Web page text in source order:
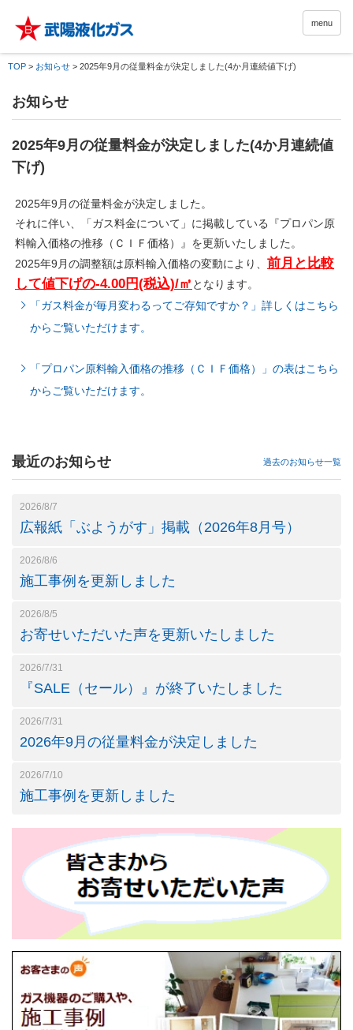
menu
TOP > お知らせ > 2025年9月の従量料金が決定しました(4か月連続値下げ)
お知らせ
2025年9月の従量料金が決定しました(4か月連続値
下げ)
2025年9月の従量料金が決定しました。
それに伴い、「ガス料金について」に掲載している『プロパン原
料輸入価格の推移（ＣＩＦ価格）』を更新いたしました。
2025年9月の調整額は原料輸入価格の変動により、 前月と比較
して値下げの-4.00円(税込)/㎥ となります。
「ガス料金が毎月変わるってご存知ですか？」詳しくはこちら
からご覧いただけます。
「プロパン原料輸入価格の推移（ＣＩＦ価格）」の表はこちら
からご覧いただけます。
最近のお知らせ
2026/8/7
広報紙「ぶようがす」掲載（2026年8月号）
2026/8/6
施工事例を更新しました
2026/8/5
お寄せいただいた声を更新いたしました
2026/7/31
『SALE（セール）』が終了いたしました
2026/7/31
2026年9月の従量料金が決定しました
2026/7/10
施工事例を更新しました
過去のお知らせ一覧